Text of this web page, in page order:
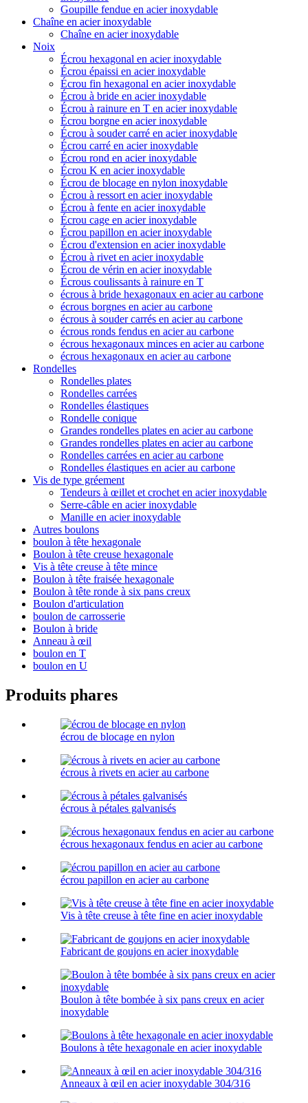
Goupille fendue en acier inoxydable
Chaîne en acier inoxydable
Chaîne en acier inoxydable
Noix
Écrou hexagonal en acier inoxydable
Écrou épaissi en acier inoxydable
Écrou fin hexagonal en acier inoxydable
Écrou à bride en acier inoxydable
Écrou à rainure en T en acier inoxydable
Écrou borgne en acier inoxydable
Écrou à souder carré en acier inoxydable
Écrou carré en acier inoxydable
Écrou rond en acier inoxydable
Écrou K en acier inoxydable
Écrou de blocage en nylon inoxydable
Écrou à ressort en acier inoxydable
Écrou à fente en acier inoxydable
Écrou cage en acier inoxydable
Écrou papillon en acier inoxydable
Écrou d'extension en acier inoxydable
Écrou à rivet en acier inoxydable
Écrou de vérin en acier inoxydable
Écrous coulissants à rainure en T
écrous à bride hexagonaux en acier au carbone
écrous borgnes en acier au carbone
écrous à souder carrés en acier au carbone
écrous ronds fendus en acier au carbone
écrous hexagonaux minces en acier au carbone
écrous hexagonaux en acier au carbone
Rondelles
Rondelles plates
Rondelles carrées
Rondelles élastiques
Rondelle conique
Grandes rondelles plates en acier au carbone
Grandes rondelles plates en acier au carbone
Rondelles carrées en acier au carbone
Rondelles élastiques en acier au carbone
Vis de type gréement
Tendeurs à œillet et crochet en acier inoxydable
Serre-câble en acier inoxydable
Manille en acier inoxydable
Autres boulons
boulon à tête hexagonale
Boulon à tête creuse hexagonale
Vis à tête creuse à tête mince
Boulon à tête fraisée hexagonale
Boulon à tête ronde à six pans creux
Boulon d'articulation
boulon de carrosserie
Boulon à bride
Anneau à œil
boulon en T
boulon en U
Produits phares
écrou de blocage en nylon
écrous à rivets en acier au carbone
écrous à pétales galvanisés
écrous hexagonaux fendus en acier au carbone
écrou papillon en acier au carbone
Vis à tête creuse à tête fine en acier inoxydable
Fabricant de goujons en acier inoxydable
Boulon à tête bombée à six pans creux en acier
inoxydable
Boulons à tête hexagonale en acier inoxydable
Anneaux à œil en acier inoxydable 304/316